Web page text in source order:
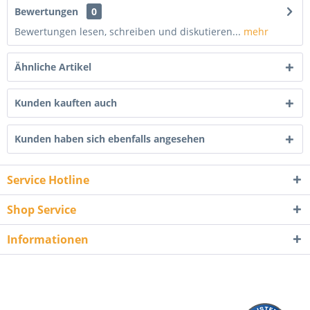
Bewertungen
0
Bewertungen lesen, schreiben und diskutieren... mehr
Ähnliche Artikel
Kunden kauften auch
Kunden haben sich ebenfalls angesehen
Service Hotline
Shop Service
Informationen